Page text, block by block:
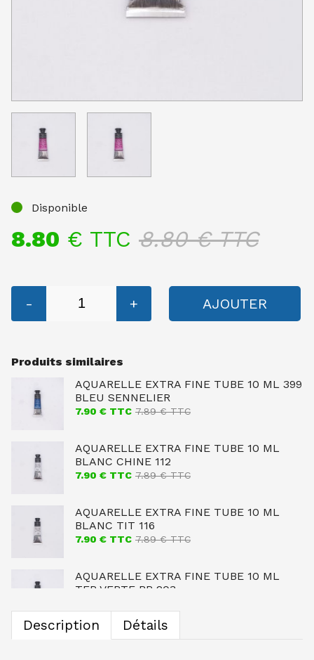
Disponible
8.80 € TTC 8.80€ TTC
- + AJOUTER
Produits similaires
AQUARELLE EXTRA FINE TUBE 10 ML 399
BLEU SENNELIER
7.90 € TTC 7.89€ TTC
AQUARELLE EXTRA FINE TUBE 10 ML
BLANC CHINE 112
7.90 € TTC 7.89€ TTC
AQUARELLE EXTRA FINE TUBE 10 ML
BLANC TIT 116
7.90 € TTC 7.89€ TTC
AQUARELLE EXTRA FINE TUBE 10 ML
TER VERTE BR 203
AQUARELLE EXTRA FINE TUBE 10 ML
Description Détails